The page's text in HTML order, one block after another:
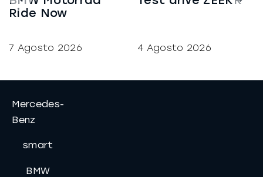
Ride Now
7 Agosto 2026 4 Agosto 2026
Mercedes-
Benz
smart
BMW